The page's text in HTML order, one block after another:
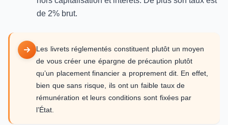
de 2% brut.
Les livrets réglementés constituent plutôt un moyen
de vous créer une épargne de précaution plutôt
qu’un placement financier a proprement dit. En effet,
bien que sans risque, ils ont un faible taux de
rémunération et leurs conditions sont fixées par
l’État.